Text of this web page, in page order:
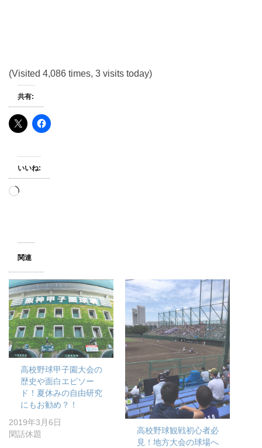
(Visited 4,086 times, 3 visits today)
共有:
いいね:
読
関連
高校野球甲子園大会の
歴史や面白エピソー
ド！夏休みの自由研究
にもお勧め？！
2019年3月6日
閑話休題
高校野球観戦初心者必
見！地方大会の球場へ